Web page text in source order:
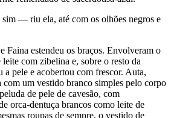
— riu ela, até com os olhões negros e
Faina estendeu os braços. Envolveram o
leite com zibelina e, sobre o resto da
pele e acobertou com frescor. Auta,
um vestido branco simples pelo corpo
de pele de cavesão, com
orca-dentuça brancos como leite de
roupas de sempre, o vestido de